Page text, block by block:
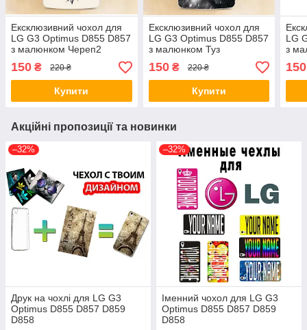
Ексклюзивний чохол для
LG G3 Optimus D855 D857
з малюнком Череп2
150 ₴ 220 ₴
Купити
Ексклюзивний чохол для
LG G3 Optimus D855 D857
з малюнком Туз
150₴ 220 ₴
Купити
LG
з
150
Акційні пропозиції та новинки
–32%
Друк на чохлі для LG G3
Optimus D855 D857 D859
D858
–32%
Іменний чохол для LG G3
Optimus D855 D857 D859
D858